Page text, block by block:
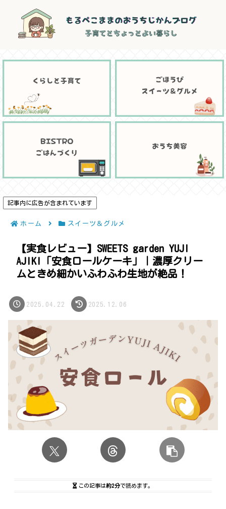
記事内に広告が含まれています
ホーム スイーツ＆グルメ
【実食レビュー】SWEETS garden YUJI
AJIKI「安食ロールケーキ」｜濃厚クリー
ムときめ細かいふわふわ生地が絶品！
2025.04.22 2025.12.06
この記事は約2分で読めます。